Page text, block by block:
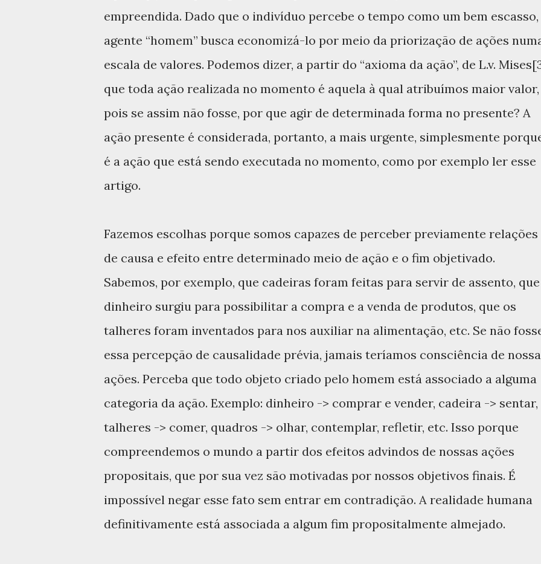
empreendida. Dado que o indivíduo percebe o tempo como um bem
agente “homem” busca economizá-lo por meio da priorização de ações
escala de valores. Podemos dizer, a partir do “axioma da ação”, de L.v.
que toda ação realizada no momento é aquela à qual atribuímos maior valor,
pois se assim não fosse, por que agir de determinada forma no presente? A
ação presente é considerada, portanto, a mais urgente, simplesmente
é a ação que está sendo executada no momento, como por exemplo ler esse
artigo.
Fazemos escolhas porque somos capazes de perceber previamente relações
de causa e efeito entre determinado meio de ação e o fim objetivado.
Sabemos, por exemplo, que cadeiras foram feitas para servir de assento,
dinheiro surgiu para possibilitar a compra e a venda de produtos, que os
talheres foram inventados para nos auxiliar na alimentação, etc. Se não
essa percepção de causalidade prévia, jamais teríamos consciência de
ações. Perceba que todo objeto criado pelo homem está associado a alguma
categoria da ação. Exemplo: dinheiro -> comprar e vender, cadeira -> sentar,
talheres -> comer, quadros -> olhar, contemplar, refletir, etc. Isso porque
compreendemos o mundo a partir dos efeitos advindos de nossas ações
propositais, que por sua vez são motivadas por nossos objetivos finais. É
impossível negar esse fato sem entrar em contradição. A realidade humana
definitivamente está associada a algum fim propositalmente almejado.